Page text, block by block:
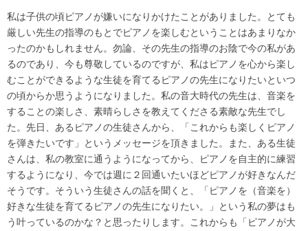
私は子供の頃ピアノが嫌いになりかけたことがありました。とても
厳しい先生の指導のもとでピアノを楽しむということはあまりなか
ったのかもしれません。勿論、その先生の指導のお陰で今の私があ
るのであり、今も尊敬しているのですが、私はピアノを心から楽し
むことができるような生徒を育てるピアノの先生になりたいといつ
の頃からか思うようになりました。私の音大時代の先生は、音楽を
することの楽しさ、素晴らしさを教えてくださる素敵な先生でし
た。先日、あるピアノの生徒さんから、「これからも楽しくピアノ
を弾きたいです」というメッセージを頂きました。また、ある生徒
さんは、私の教室に通うようになってから、ピアノを自主的に練習
するようになり、今では週に２回通いたいほどピアノが好きなんだ
そうです。そういう生徒さんの話を聞くと、「ピアノを（音楽を）
好きな生徒を育てるピアノの先生になりたい。」という私の夢はも
う叶っているのかな？と思ったりします。これからも「ピアノが大